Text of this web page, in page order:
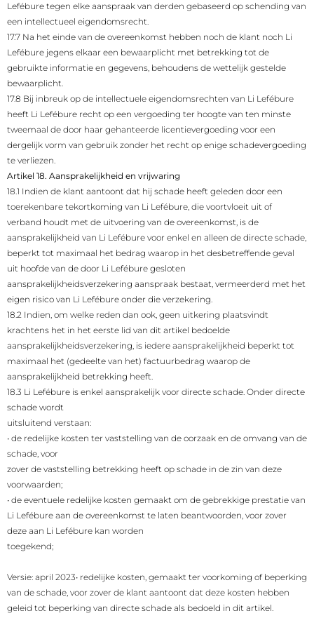
Lefébure tegen elke aanspraak van derden gebaseerd op schending van
een intellectueel eigendomsrecht.
17.7 Na het einde van de overeenkomst hebben noch de klant noch Li
Lefébure jegens elkaar een bewaarplicht met betrekking tot de
gebruikte informatie en gegevens, behoudens de wettelijk gestelde
bewaarplicht.
17.8 Bij inbreuk op de intellectuele eigendomsrechten van Li Lefébure
heeft Li Lefébure recht op een vergoeding ter hoogte van ten minste
tweemaal de door haar gehanteerde licentievergoeding voor een
dergelijk vorm van gebruik zonder het recht op enige schadevergoeding
te verliezen.
Artikel 18. Aansprakelijkheid en vrijwaring
18.1 Indien de klant aantoont dat hij schade heeft geleden door een
toerekenbare tekortkoming van Li Lefébure, die voortvloeit uit of
verband houdt met de uitvoering van de overeenkomst, is de
aansprakelijkheid van Li Lefébure voor enkel en alleen de directe schade,
beperkt tot maximaal het bedrag waarop in het desbetreffende geval
uit hoofde van de door Li Lefébure gesloten
aansprakelijkheidsverzekering aanspraak bestaat, vermeerderd met het
eigen risico van Li Lefébure onder die verzekering.
18.2 Indien, om welke reden dan ook, geen uitkering plaatsvindt
krachtens het in het eerste lid van dit artikel bedoelde
aansprakelijkheidsverzekering, is iedere aansprakelijkheid beperkt tot
maximaal het (gedeelte van het) factuurbedrag waarop de
aansprakelijkheid betrekking heeft.
18.3 Li Lefébure is enkel aansprakelijk voor directe schade. Onder directe
schade wordt
uitsluitend verstaan:
• de redelijke kosten ter vaststelling van de oorzaak en de omvang van de
schade, voor
zover de vaststelling betrekking heeft op schade in de zin van deze
voorwaarden;
• de eventuele redelijke kosten gemaakt om de gebrekkige prestatie van
Li Lefébure aan de overeenkomst te laten beantwoorden, voor zover
deze aan Li Lefébure kan worden
toegekend;
Versie: april 2023• redelijke kosten, gemaakt ter voorkoming of beperking
van de schade, voor zover de klant aantoont dat deze kosten hebben
geleid tot beperking van directe schade als bedoeld in dit artikel.